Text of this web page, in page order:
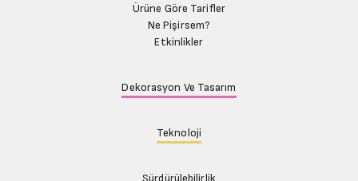
Ürüne Göre Tarifler
Ne Pişirsem?
Etkinlikler
Dekorasyon Ve Tasarım
Teknoloji
Sürdürülebilirlik